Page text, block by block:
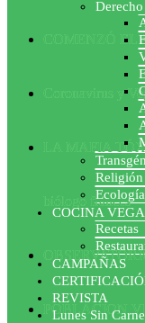
COMENZÓ EL
Coronavirus y
LA MAFIA
biólogo francés
POBLACION
Ecología
COCINA
Recetas
CAMPAÑAS
REVISTA
Lunes Sin Carne